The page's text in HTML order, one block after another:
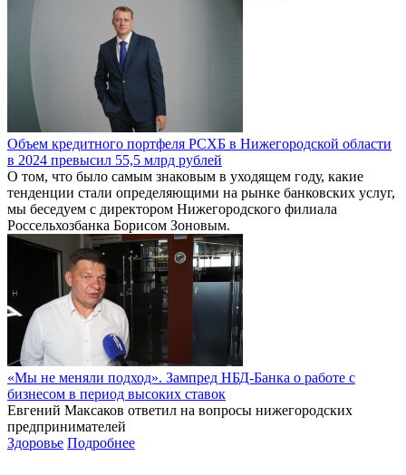
Объем кредитного портфеля РСХБ в Нижегородской области
в 2024 превысил 55,5 млрд рублей
О том, что было самым знаковым в уходящем году, какие
тенденции стали определяющими на рынке банковских услуг,
мы беседуем с директором Нижегородского филиала
Россельхозбанка Борисом Зоновым.
«Мы не меняли подход». Зампред НБД-Банка о работе с
бизнесом в период высоких ставок
Евгений Максаков ответил на вопросы нижегородских
предпринимателей
Здоровье Подробнее